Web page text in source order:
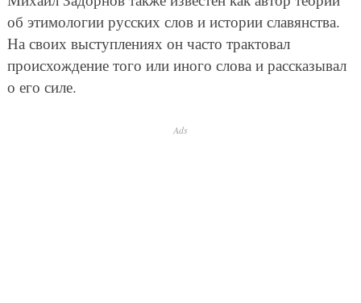
об этимологии русских слов и истории славянства.
На своих выступлениях он часто трактовал
происхождение того или иного слова и рассказывал
о его силе.
Ads